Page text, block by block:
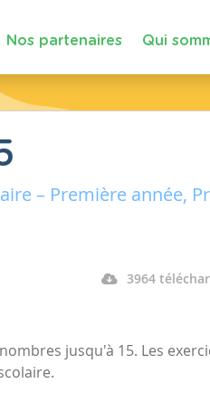
Nos partenaires Qui
– Première année,
3964
jusqu'à 15. Les